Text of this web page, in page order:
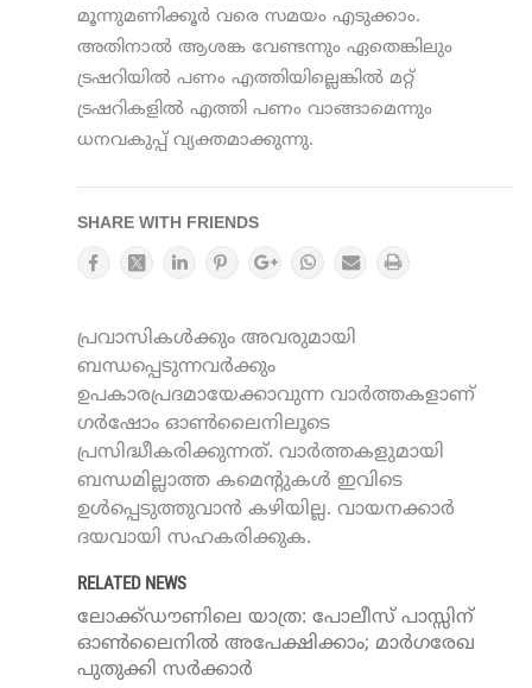
മൂന്നുമണിക്കൂര്‍ വരെ സമയം എടുക്കാം.
അതിനാല്‍ ആശങ്ക വേണ്ടന്നും ഏതെങ്കിലും
ട്രഷറിയില്‍ പണം എത്തിയില്ലെങ്കില്‍ മറ്റ്
ട്രഷറികളില്‍ എത്തി പണം വാങ്ങാമെന്നും
ധനവകുപ്പ് വ്യക്തമാക്കുന്നു.
SHARE WITH FRIENDS
പ്രവാസികൾക്കും അവരുമായി
ബന്ധപ്പെടുന്നവർക്കും
ഉപകാരപ്രദമായേക്കാവുന്ന വാർത്തകളാണ്
ഗർഷോം ഓൺലൈനിലൂടെ
പ്രസിദ്ധീകരിക്കുന്നത്. വാർത്തകളുമായി
ബന്ധമില്ലാത്ത കമെന്റുകൾ ഇവിടെ
ഉൾപ്പെടുത്തുവാൻ കഴിയില്ല. വായനക്കാർ
ദയവായി സഹകരിക്കുക.
RELATED NEWS
ലോക്ക്ഡൗണിലെ യാത്ര: പോലീസ് പാസ്സിന്
ഓണ്‍ലൈനില്‍ അപേക്ഷിക്കാം; മാര്‍ഗരേഖ
പുതുക്കി സര്‍ക്കാര്‍